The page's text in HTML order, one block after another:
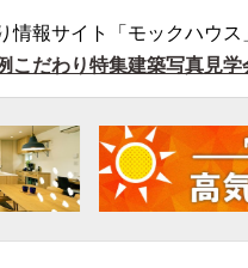
情報サイト「モックハウス
こだわり特集建築写真見学